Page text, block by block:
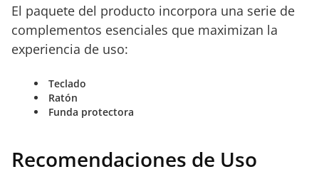
El paquete del producto incorpora una serie de
complementos esenciales que maximizan la
experiencia de uso:
Teclado
Ratón
Funda protectora
Recomendaciones de Uso